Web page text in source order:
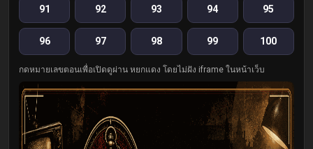
91 92 93 94 95
96 97 98 99 100
กดหมายเลขตอนเพื่อเปิดดูผ่าน หยกแดง โดยไม่ฝัง iframe ในหน้าเว็บ